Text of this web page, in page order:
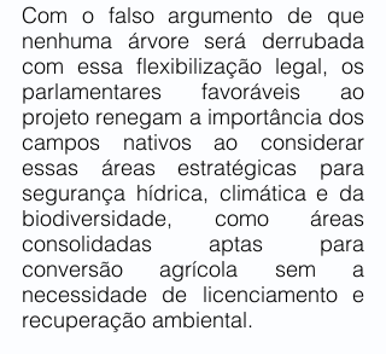
Com o falso argumento de que
nenhuma árvore será derrubada
com essa flexibilização legal, os
parlamentares favoráveis ao
projeto renegam a importância dos
campos nativos ao considerar
essas áreas estratégicas para
segurança hídrica, climática e da
biodiversidade, como áreas
consolidadas aptas para
conversão agrícola sem a
necessidade de licenciamento e
recuperação ambiental.